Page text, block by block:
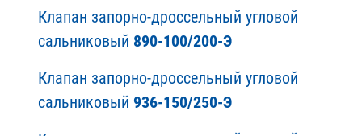
Клапан запорно-дроссельный угловой
сальниковый 890-100/200-Э
Клапан запорно-дроссельный угловой
сальниковый 936-150/250-Э